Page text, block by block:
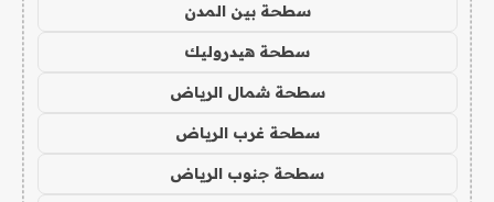
سطحة بين المدن
سطحة هيدروليك
سطحة شمال الرياض
سطحة غرب الرياض
سطحة جنوب الرياض